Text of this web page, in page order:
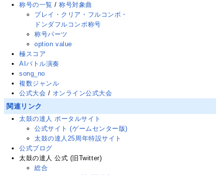
称号の一覧 /称号対象曲
プレイ・クリア・フルコンボ・
ドンダフルコンボ称号
称号パーツ
option value
極スコア
AIバトル演奏
song_no
複数ジャンル
公式大会 / オンライン公式大会
関連リンク
太鼓の達人 ポータルサイト
公式サイト (ゲームセンター版)
太鼓の達人25周年特設サイト
公式ブログ
太鼓の達人 公式 (旧Twitter)
総合